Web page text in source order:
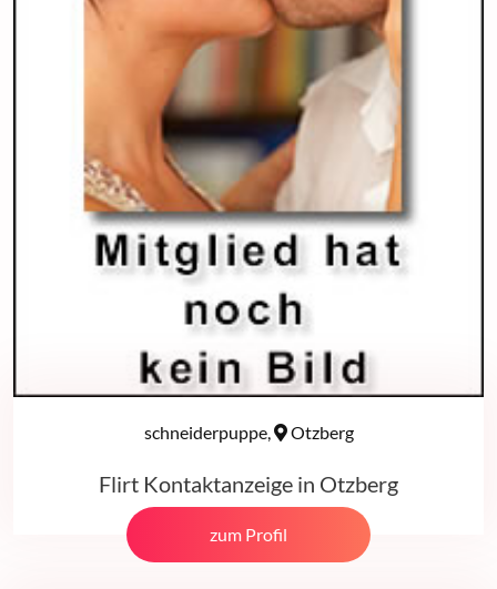
schneiderpuppe, Otzberg
Flirt Kontaktanzeige in Otzberg
zum Profil